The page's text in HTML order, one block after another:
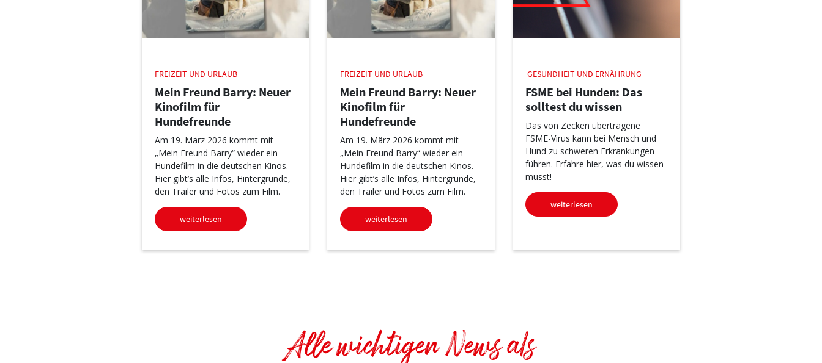
FREIZEIT UND URLAUB
Mein Freund Barry: Neuer
Kinofilm für
Hundefreunde
Am 19. März 2026 kommt mit
„Mein Freund Barry“ wieder ein
Hundefilm in die deutschen Kinos.
Hier gibt’s alle Infos, Hintergründe,
den Trailer und Fotos zum Film.
weiterlesen
FREIZEIT UND URLAUB
Mein Freund Barry: Neuer
Kinofilm für
Hundefreunde
Am 19. März 2026 kommt mit
„Mein Freund Barry“ wieder ein
Hundefilm in die deutschen Kinos.
Hier gibt’s alle Infos, Hintergründe,
den Trailer und Fotos zum Film.
weiterlesen
GESUNDHEIT UND ERNÄHRUNG
FSME bei Hunden: Das
solltest du wissen
Das von Zecken übertragene
FSME-Virus kann bei Mensch und
Hund zu schweren Erkrankungen
führen. Erfahre hier, was du wissen
musst!
weiterlesen
Alle wichtigen News als